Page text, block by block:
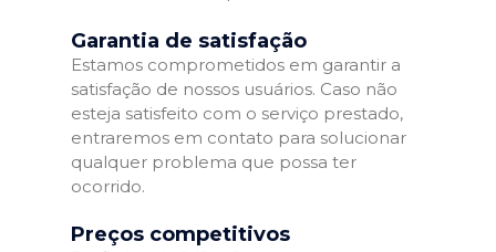
Garantia de satisfação
Estamos comprometidos em garantir a
satisfação de nossos usuários. Caso não
esteja satisfeito com o serviço prestado,
entraremos em contato para solucionar
qualquer problema que possa ter
ocorrido.
Preços competitivos